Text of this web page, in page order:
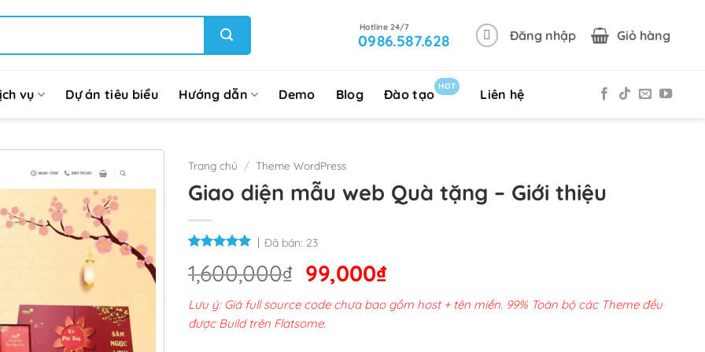
0986.587.628 Đăng nhập Giỏ hàng
vụ Dự án tiêu biểu Hướng dẫn Demo Blog Đào tạo
HOT
Liên hệ
Trang chủ / Theme WordPress
Giao diện mẫu web Quà tặng – Giới thiệu
Đã bán: 23
1,600,000₫ Giá
gốc
là:
99,000₫Giá
hiện
tại
Lưu ý: Giá full source code chưa bao gồm host + tên miền. 99% Toàn bộ các Theme đều
được Build trên Flatsome.